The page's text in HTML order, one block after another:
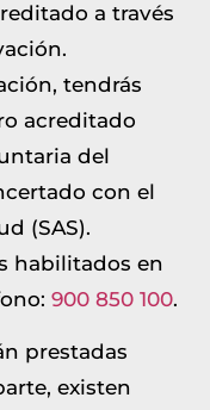
a través
tendrás
acreditado
del
con el
(SAS).
habilitados en
900 850 100.
prestadas
existen